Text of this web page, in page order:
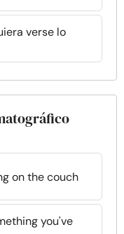
verse lo
on the couch
you've